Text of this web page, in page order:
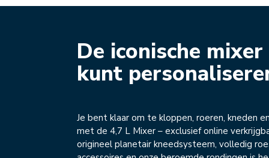
De iconische
kunt
Je bent klaar om te kloppen, roeren, kneden
met de 4,7 L Mixer – exclusief online
origineel planetair kneedsysteem, volledig